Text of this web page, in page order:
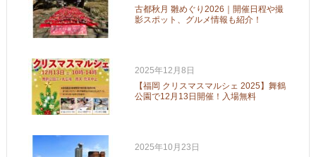
古都秋月 雛めぐり2026｜開催日程や撮
影スポット、グルメ情報も紹介！
2025年12月8日
【福岡 クリスマスマルシェ 2025】舞鶴
公園で12月13日開催！入場無料
2025年10月23日